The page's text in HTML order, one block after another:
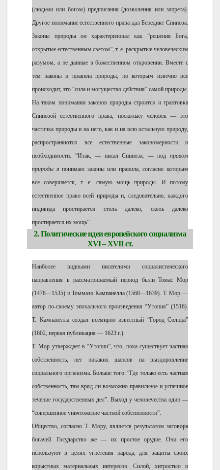
(людьми или богом) предписания (дозволения или запрета).
Другое понимание естественного права дал Бенедикт Спиноза.
Законы природы он характеризовал как “решения Бога,
открытые естественным светом”, т. е. раскрытые человеческим
разумом, а не данные в божественном откровении. Вместе с
тем законы и правила природы, по которым извечно все
происходит, это “сила и могущество действия” самой природы.
На таком понимании законов природы строится и трактовка
Спинозой естественного права, поскольку человек — это
частичка природы и на него, как и на всю остальную природу,
распространяются все естественные закономерности и
необходимости. “Итак, — писал Спиноза, — под правом
природы я понимаю законы или правила, согласно которым
все совершается, т. е. самую мощь природы. И потому
естественное право всей природы и, следовательно, каждого
индивида простирается столь далеко, сколь далеко
простирается их мощь”.
2. Политические идеи европейского социализма
XVI – XVII ст.
Наиболее видными писателями социалистического
направления в рассматриваемый период были Томас Мор
(1478—1535) и Томмазо Кампанелла (1568—1639). Т. Mop —
автор по-своему эпохального произведения “Утопия” (1516).
Т. Кампанелла создал всемирно известный “Город Солнца”
(1602, первая публикация — 1623 г.).
Т. Мор утверждает в “Утопии”, что, пока существует частная
собственность, нет никаких шансов на выздоровление
социального организма. Больше того: “Где только есть частная
собственность, там вряд ли возможно правильное и успешное
течение государственных дел”. Выход у человечества один —
“совершенное уничтожение частной собственности”.
Общество, согласно Т. Мору, является результатом заговора
богачей. Государство же — их простое орудие. Они его
используют в целях угнетения народа, для защиты своих
корыстных материальных интересов. Силой, хитростью и